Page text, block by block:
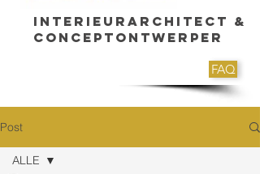
Interieurarchitect &
Conceptontwerper
FAQ
Post
ALLE